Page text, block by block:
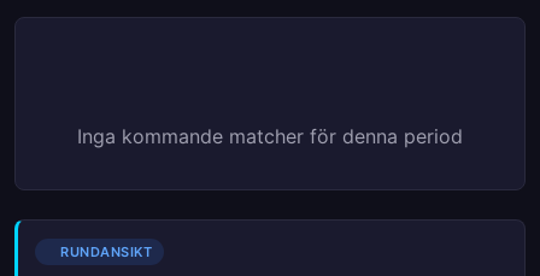
Inga kommande matcher för denna period
RUNDANSIKT